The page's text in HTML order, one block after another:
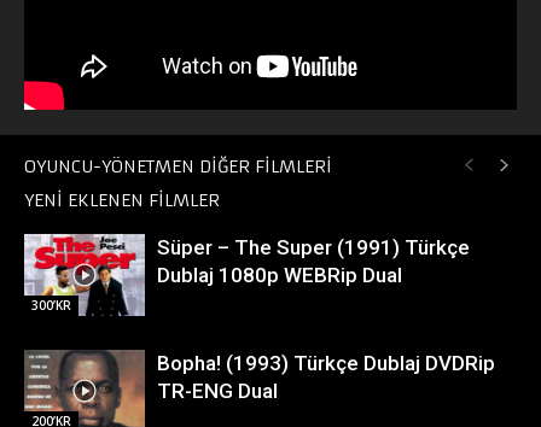
OYUNCU-YÖNETMEN DİĞER FİLMLERİ
YENİ EKLENEN FİLMLER
300’KR
Süper – The Super (1991) Türkçe
Dublaj 1080p WEBRip Dual
200’KR
Bopha! (1993) Türkçe Dublaj DVDRip
TR-ENG Dual